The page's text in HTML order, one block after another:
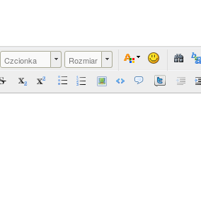
Czcionka Rozmiar